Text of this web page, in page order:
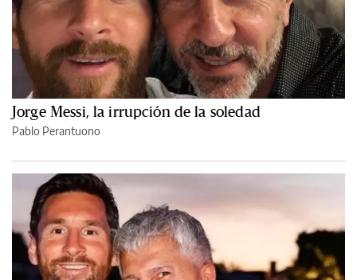
Jorge Messi, la irrupción de la soledad
Pablo Perantuono